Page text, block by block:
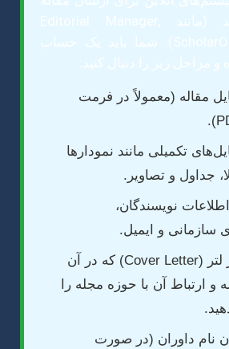
استفاده می‌کنند (مانند Editorial Manager,
ScholarOne Manuscripts). شما باید یک حساب
و مراحل زیر را دنبال کنید:
مقاله (معمولاً در فرمت
تکمیلی مانند نمودارها
جداول و تصاویر.
نویسندگان،
سازمانی و ایمیل.
نوشتن کاور لتر (Cover Letter) که در آن
و ارتباط آن با حوزه مجله را
نام داوران (در صورت